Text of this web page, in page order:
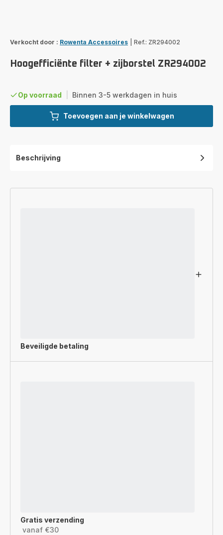
Verkocht door : Rowenta Accessoires Ref.: ZR294002
Hoogefficiënte filter + zijborstel ZR294002
Op voorraad Binnen 3-5 werkdagen in huis
Toevoegen aan je winkelwagen
Beschrijving
Beveiligde betaling
Gratis verzending
vanaf €30